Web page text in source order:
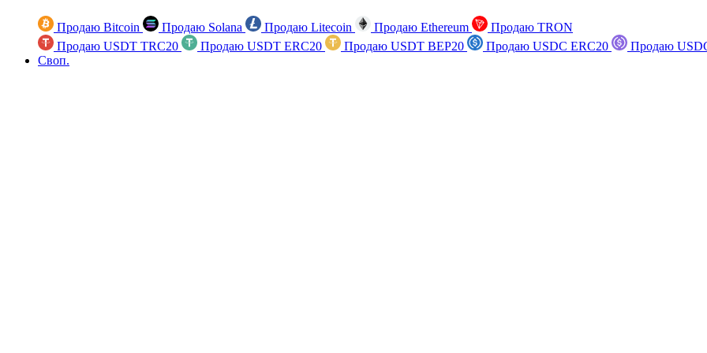
Продаю Bitcoin Продаю Solana Продаю Litecoin Продаю Ethereum
Продаю TRON
Продаю USDT TRC20
Продаю USDT ERC20 Продаю USDT BEP20 Продаю USDC ERC20
Продаю
Своп.